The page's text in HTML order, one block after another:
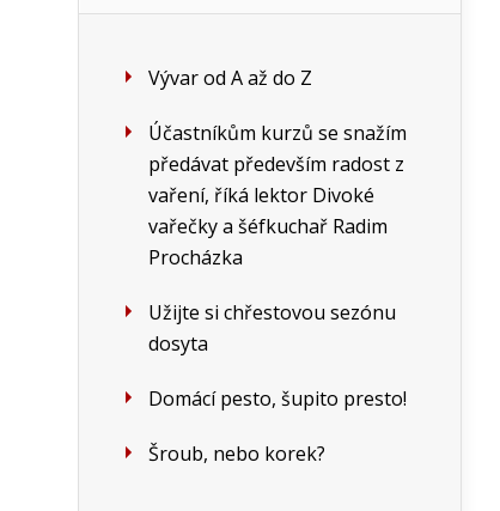
Vývar od A až do Z
Účastníkům kurzů se snažím
předávat především radost z
vaření, říká lektor Divoké
vařečky a šéfkuchař Radim
Procházka
Užijte si chřestovou sezónu
dosyta
Domácí pesto, šupito presto!
Šroub, nebo korek?